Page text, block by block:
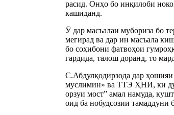
расид. Онҳо бо инқилоби
кашиданд.
Ӯ дар масъалаи мубориза бо
мегирад ва дар ин масъала
бо соҳибони фатвоҳои
гардида, талош доранд, то
С.Абдулқодирзода дар
муслимин» ва ТТЭ ҲНИ, ки
орзуи мост” амал намуда,
оид ба нобудсозии тамаддуни